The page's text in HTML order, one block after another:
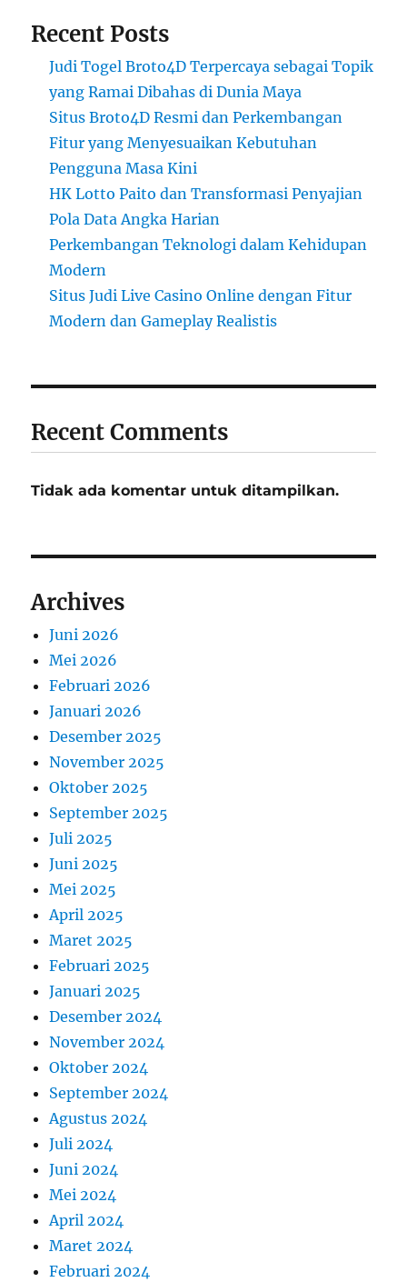
Recent Posts
Judi Togel Broto4D Terpercaya sebagai Topik
yang Ramai Dibahas di Dunia Maya
Situs Broto4D Resmi dan Perkembangan
Fitur yang Menyesuaikan Kebutuhan
Pengguna Masa Kini
HK Lotto Paito dan Transformasi Penyajian
Pola Data Angka Harian
Perkembangan Teknologi dalam Kehidupan
Modern
Situs Judi Live Casino Online dengan Fitur
Modern dan Gameplay Realistis
Recent Comments
Tidak ada komentar untuk ditampilkan.
Archives
Juni 2026
Mei 2026
Februari 2026
Januari 2026
Desember 2025
November 2025
Oktober 2025
September 2025
Juli 2025
Juni 2025
Mei 2025
April 2025
Maret 2025
Februari 2025
Januari 2025
Desember 2024
November 2024
Oktober 2024
September 2024
Agustus 2024
Juli 2024
Juni 2024
Mei 2024
April 2024
Maret 2024
Februari 2024